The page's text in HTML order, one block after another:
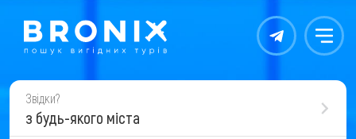
Контакты Меню
Звідки?
з будь-якого міста